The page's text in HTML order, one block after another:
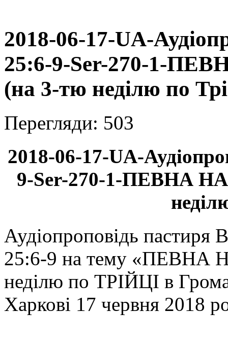
2018-06-17-UA-
25:6-9-Ser-270-1-
(на 3-тю неділю по
Перегляди: 503
2018-06-17-UA-
9-Ser-270-1-ПЕВНА
Аудіопроповідь пастиря
25:6-9 на тему
неділю по ТРІЙЦІ в
Харкові 17 червня 2018